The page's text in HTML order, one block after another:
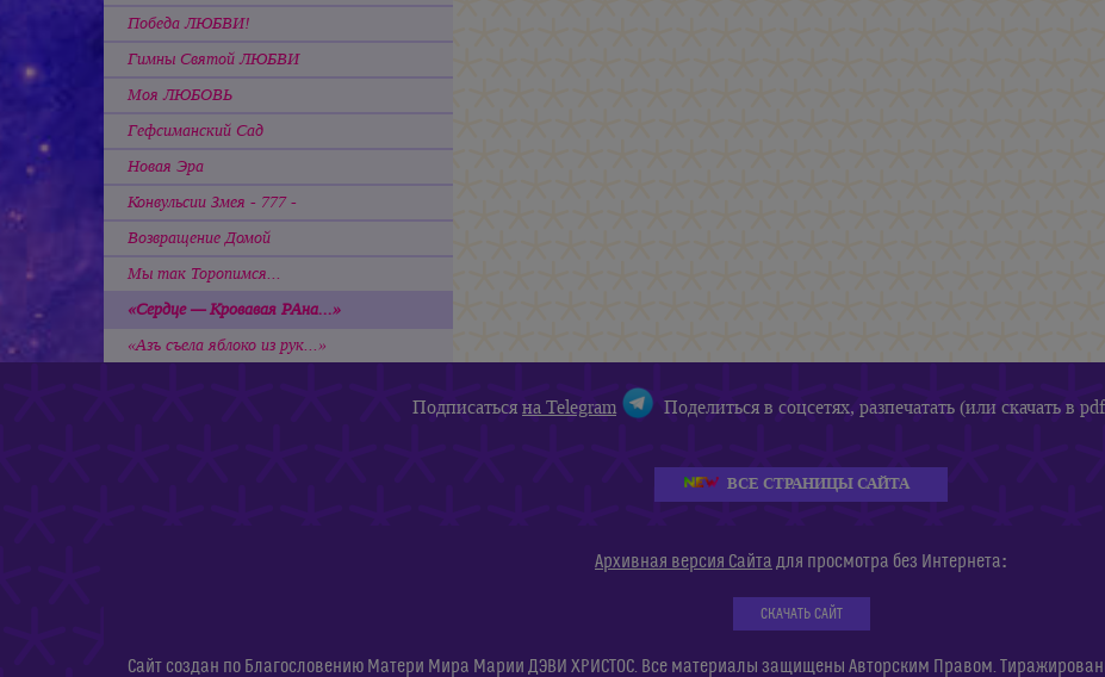
Победа ЛЮБВИ!
Гимны Святой ЛЮБВИ
Моя ЛЮБОВЬ
Гефсиманский Сад
Новая Эра
Конвульсии Змея - 777 -
Возвращение Домой
Мы так Торопимся...
«Сердце — Кровавая РАна...»
«Азъ съела яблоко из рук...»
Подписатьсяна Telegram Поделиться в соцсетях, разпечатать (или скачать в
ВСЕ СТРАНИЦЫ САЙТА
Архивная версия Сайта для просмотра без Интернета:
СКАЧАТЬ САЙТ
Сайт создан по Благословению Матери Мира Марии ДЭВИ ХРИСТОС. Все материалы защищены Авторским Правом.